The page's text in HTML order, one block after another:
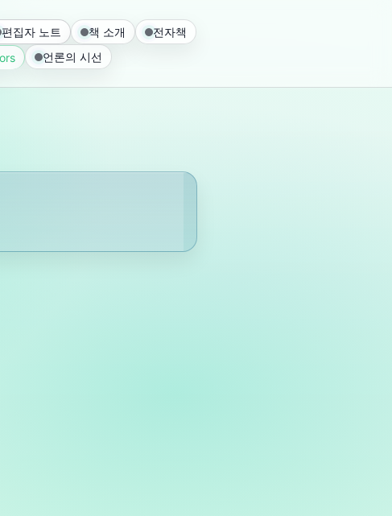
편집자 노트 책 소개
전자책
언론의 시선